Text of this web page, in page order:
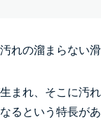
れの溜まらない
まれ、そこに汚
るという特長があ